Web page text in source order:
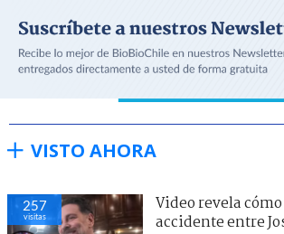
VISTO AHORA
257
visitas
Video revela
accidente entre